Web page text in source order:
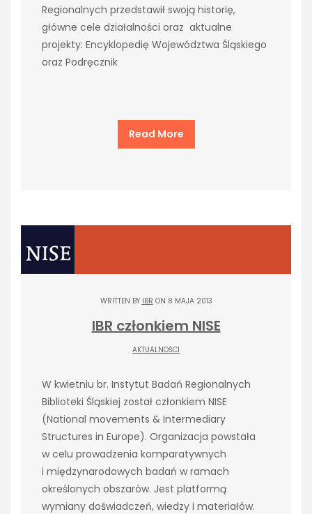
Regionalnych przedstawił swoją historię,
główne cele działalności oraz aktualne
projekty: Encyklopedię Województwa Śląskiego
oraz Podręcznik
Read More
WRITTEN BY IBR ON 8 MAJA 2013
IBR członkiem NISE
AKTUALNOŚCI
W kwietniu br. Instytut Badań Regionalnych
Biblioteki Śląskiej został członkiem NISE
(National movements & Intermediary
Structures in Europe). Organizacja powstała
w celu prowadzenia komparatywnych
i międzynarodowych badań w ramach
określonych obszarów. Jest platformą
wymiany doświadczeń, wiedzy i materiałów.